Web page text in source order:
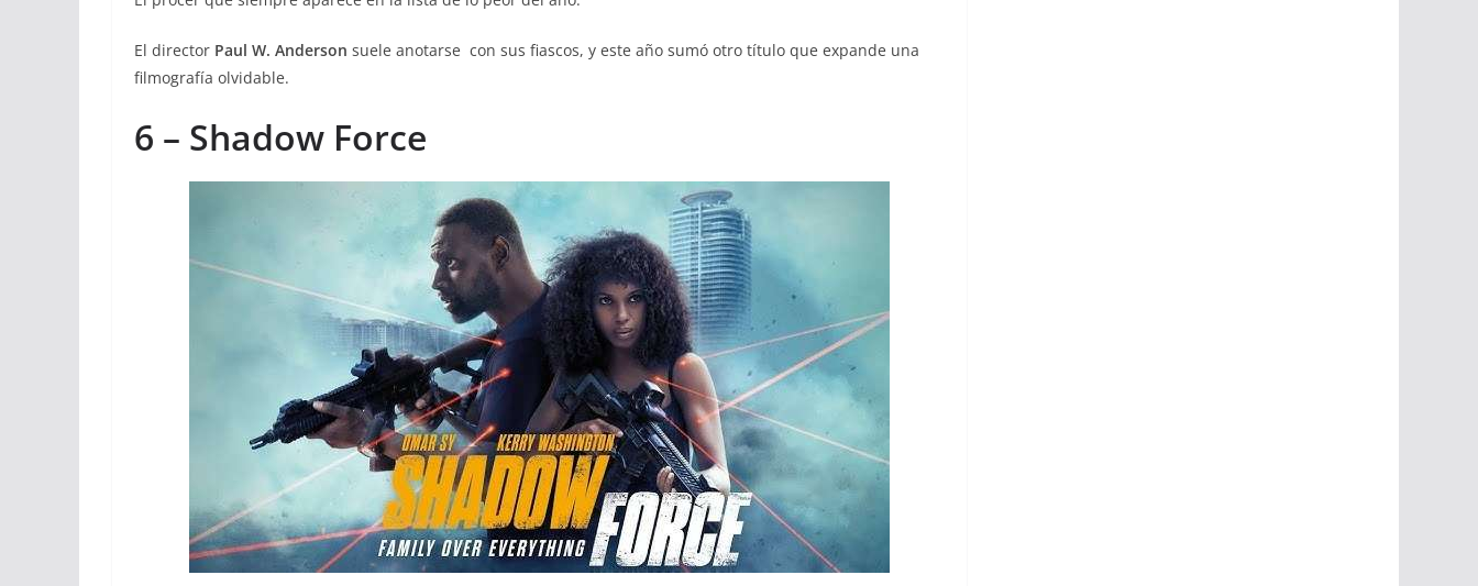
El director Paul W. Anderson suele anotarse con sus fiascos, y este año sumó otro título que expande una
filmografía olvidable.
6 – Shadow Force